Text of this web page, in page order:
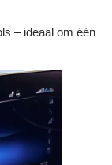
– ideaal om één